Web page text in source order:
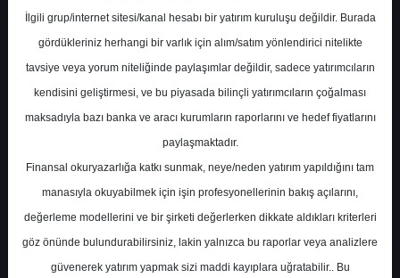
En Yüksek Tahmin 551,80 ₺
Ortalama Fiyat Tahmini 460,58 ₺
Ortalama Getiri Potansiyeli %30.20
Kurum Sayısı
17
İlgili grup/internet sitesi/kanal hesabı bir yatırım kuruluşu değildir. Burada
gördükleriniz herhangi bir varlık için alım/satım yönlendirici nitelikte
tavsiye veya yorum niteliğinde paylaşımlar değildir, sadece yatırımcıların
kendisini geliştirmesi, ve bu piyasada bilinçli yatırımcıların çoğalması
maksadıyla bazı banka ve aracı kurumların raporlarını ve hedef fiyatlarını
paylaşmaktadır.
Finansal okuryazarlığa katkı sunmak, neye/neden yatırım yapıldığını tam
manasıyla okuyabilmek için işin profesyonellerinin bakış açılarını,
değerleme modellerini ve bir şirketi değerlerken dikkate aldıkları kriterleri
göz önünde bulundurabilirsiniz, lakin yalnızca bu raporlar veya analizlere
güvenerek yatırım yapmak sizi maddi kayıplara uğratabilir.. Bu